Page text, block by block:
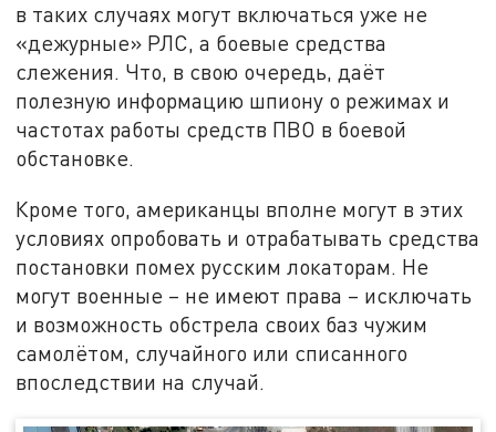
в таких случаях могут включаться уже не
«дежурные» РЛС, а боевые средства
слежения. Что, в свою очередь, даёт
полезную информацию шпиону о режимах и
частотах работы средств ПВО в боевой
обстановке.
Кроме того, американцы вполне могут в этих
условиях опробовать и отрабатывать средства
постановки помех русским локаторам. Не
могут военные – не имеют права – исключать
и возможность обстрела своих баз чужим
самолётом, случайного или списанного
впоследствии на случай.